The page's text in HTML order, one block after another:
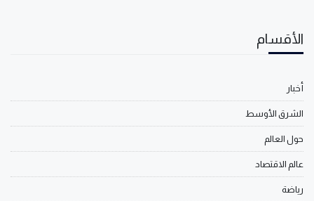
الأقسام
أخبار
الشرق الأوسط
حول العالم
عالم الاقتصاد
رياضة